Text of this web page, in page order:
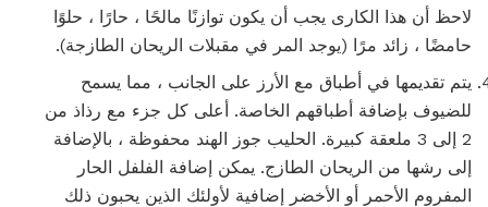
لاحظ أن هذا الكارى يجب أن يكون توازنًا مالحًا ، حارًا ، حلوًا
حامضًا ، زائد مرًا (يوجد المر في مقبلات الريحان الطازجة).
يتم تقديمها في أطباق مع الأرز على الجانب ، مما يسمح
للضيوف بإضافة أطباقهم الخاصة. أعلى كل جزء مع رذاذ من
2 إلى 3 ملعقة كبيرة. الحليب جوز الهند محفوظة ، بالإضافة
إلى رشها من الريحان الطازج. يمكن إضافة الفلفل الحار
المفروم الأحمر أو الأخضر إضافية لأولئك الذين يحبون ذلك